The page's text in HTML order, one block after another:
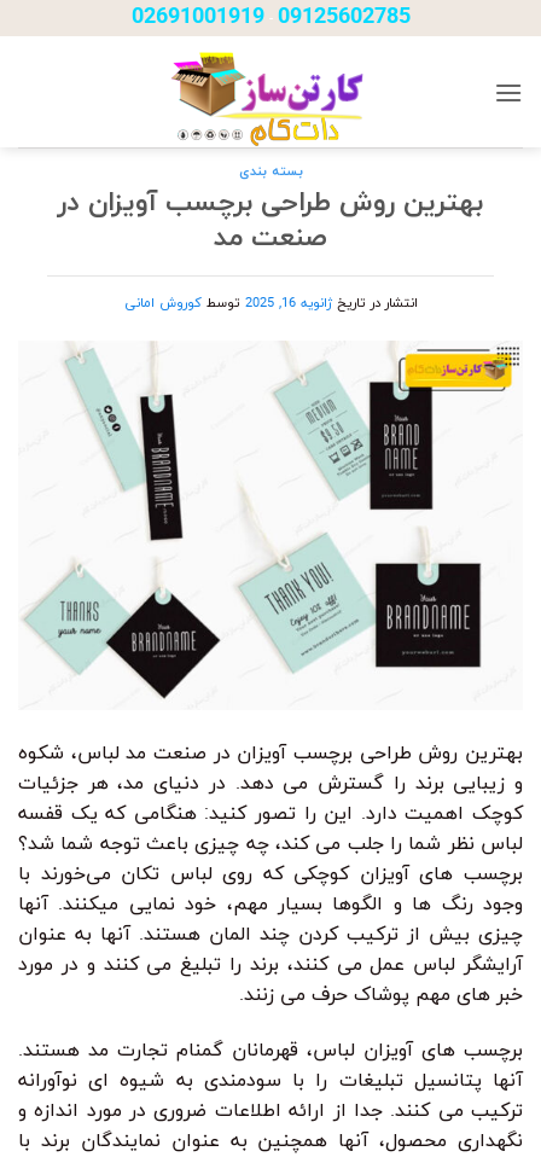
to
09125602785
-
02691001919
بسته بندی
بهترین روش طراحی برچسب آویزان در
صنعت مد
انتشار در تاریخژانویه 16, 2025 توسطکوروش امانی
بهترین روش طراحی برچسب آویزان در صنعت مد لباس، شکوه
و زیبایی برند را گسترش می دهد. در دنیای مد، هر جزئیات
کوچک اهمیت دارد. این را تصور کنید: هنگامی که یک قفسه
لباس نظر شما را جلب می کند، چه چیزی باعث توجه شما شد؟
برچسب های آویزان کوچکی که روی لباس تکان می‌خورند با
وجود رنگ ها و الگوها بسیار مهم، خود نمایی میکنند. آنها
چیزی بیش از ترکیب کردن چند المان هستند. آنها به عنوان
آرایشگر لباس عمل می کنند، برند را تبلیغ می کنند و در مورد
خبر های مهم پوشاک حرف می زنند.
برچسب های آویزان لباس، قهرمانان گمنام تجارت مد هستند.
آنها پتانسیل تبلیغات را با سودمندی به شیوه ای نوآورانه
ترکیب می کنند. جدا از ارائه اطلاعات ضروری در مورد اندازه و
نگهداری محصول، آنها همچنین به عنوان نمایندگان برند با